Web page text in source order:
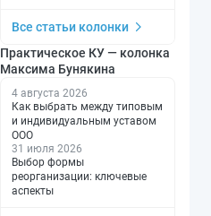
Все статьи колонки
Практическое КУ — колонка
Максима Бунякина
4 августа 2026
Как выбрать между типовым
и индивидуальным уставом
ООО
31 июля 2026
Выбор формы
реорганизации: ключевые
аспекты